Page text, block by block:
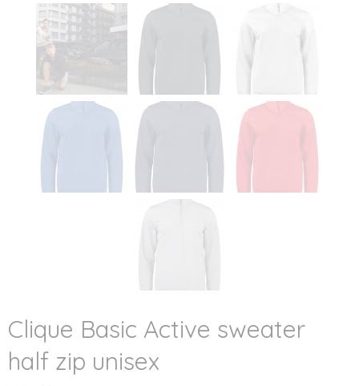
Clique Basic Active sweater
half zip unisex